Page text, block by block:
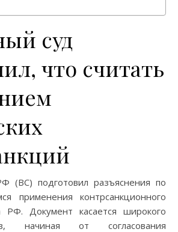
суд
что считать
применения контрсанкционного
РФ. Документ касается широкого
начиная от согласования